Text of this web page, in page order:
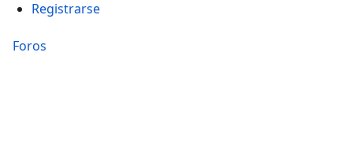
Registrarse
Foros